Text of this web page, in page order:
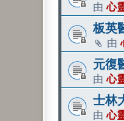
由心
板英
由
元復
由心
士林
由心